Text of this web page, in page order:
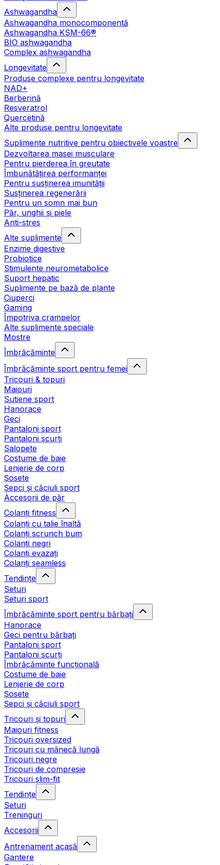
Ashwagandha
Ashwagandha monocomponentă
Ashwagandha KSM-66®
BIO ashwagandha
Complex ashwagandha
Longevitate
Produse complexe pentru longevitate
NAD+
Berberină
Resveratrol
Quercetină
Alte produse pentru longevitate
Suplimente nutritive pentru obiectivele voastre
Dezvoltarea masei musculare
Pentru pierderea în greutate
Îmbunătățirea performanței
Pentru susținerea imunității
Susținerea regenerării
Pentru un somn mai bun
Păr, unghii și piele
Anti-stres
Alte suplimente
Enzime digestive
Probiotice
Stimulente neurometabolice
Suport hepatic
Suplimente pe bază de plante
Ciuperci
Gaming
Împotriva crampelor
Alte suplimente speciale
Mostre
Îmbrăcăminte
Îmbrăcăminte sport pentru femei
Tricouri & topuri
Maiouri
Sutiene sport
Hanorace
Geci
Pantaloni sport
Pantaloni scurți
Salopete
Costume de baie
Lenjerie de corp
Șosete
Șepci și căciuli sport
Accesorii de păr
Colanți fitness
Colanți cu talie înaltă
Colanți scrunch bum
Colanți negri
Colanți evazați
Colanți seamless
Tendințe
Seturi
Seturi sport
Îmbrăcăminte sport pentru bărbați
Hanorace
Geci pentru bărbați
Pantaloni sport
Pantaloni scurți
Îmbrăcăminte funcțională
Costume de baie
Lenjerie de corp
Șosete
Șepci și căciuli sport
Tricouri și topuri
Maiouri fitness
Tricouri oversized
Tricouri cu mânecă lungă
Tricouri negre
Tricouri de compresie
Tricouri slim-fit
Tendințe
Seturi
Treninguri
Accesorii
Antrenament acasă
Gantere